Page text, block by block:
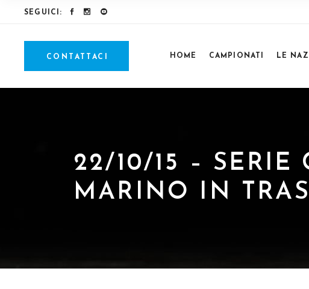
SEGUICI:
CONTATTACI HOME CAMPIONATI LE
22/10/15 –
MARINO IN